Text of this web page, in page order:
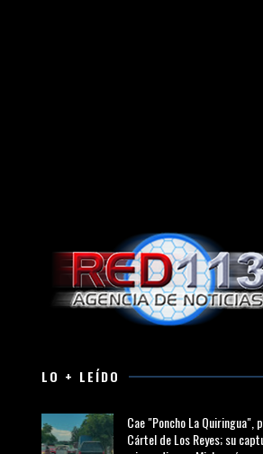
LO + LEÍDO
Cae "Poncho La Quiringua",
Cártel de Los Reyes; su